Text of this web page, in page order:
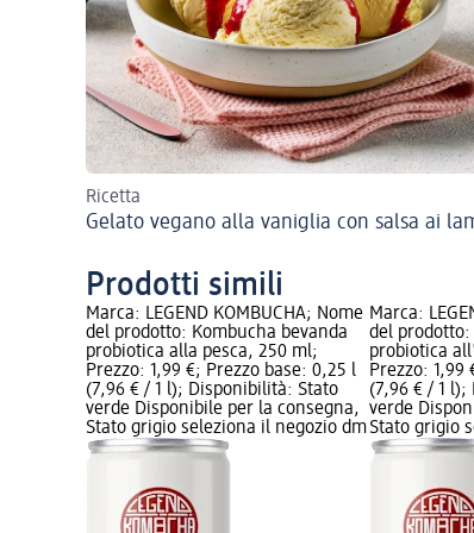
Ricetta
Gelato vegano alla vaniglia con salsa ai
Prodotti simili
Marca: LEGEND KOMBUCHA; Nome
del prodotto: Kombucha bevanda
probiotica alla pesca, 250 ml;
Prezzo: 1,99 €; Prezzo base: 0,25 l
(7,96 € / 1 l); Disponibilità: Stato
verde Disponibile per la consegna,
Stato grigio seleziona il negozio dm
Marca:
del prodotto:
probiotica
Prezzo: 1,99
(7,96 € / 1
verde
Stato grigio